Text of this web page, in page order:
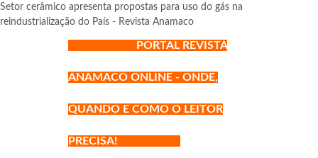
Setor cerâmico apresenta propostas para uso do gás na
reindustrialização do País - Revista Anamaco
PORTAL REVISTA
ANAMACO ONLINE - ONDE,
QUANDO E COMO O LEITOR
PRECISA!